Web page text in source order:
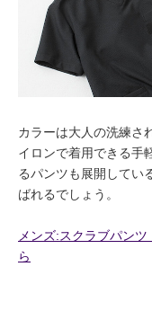
カラーは大人の洗練さ
イロンで着用できる手
るパンツも展開してい
ばれるでしょう。
メンズ:スクラブパン
ら